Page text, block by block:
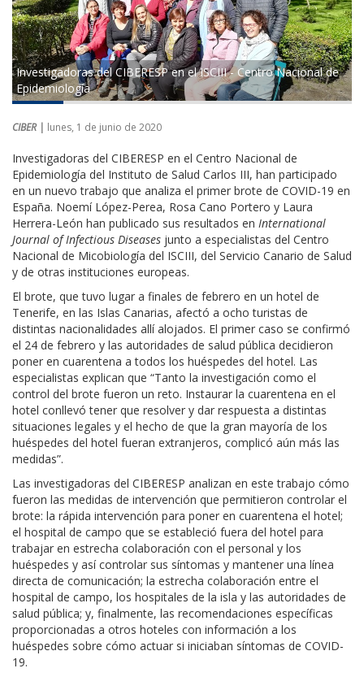
Investigadoras del CIBERESP en el ISCIII - Centro Nacional de
Epidemiología
CIBER | lunes, 1 de junio de 2020
Investigadoras del CIBERESP en el Centro Nacional de
Epidemiología del Instituto de Salud Carlos III, han participado
en un nuevo trabajo que analiza el primer brote de COVID-19 en
España. Noemí López-Perea, Rosa Cano Portero y Laura
Herrera-León han publicado sus resultados en International
Journal of Infectious Diseases junto a especialistas del Centro
Nacional de Micobiología del ISCIII, del Servicio Canario de Salud
y de otras instituciones europeas.
El brote, que tuvo lugar a finales de febrero en un hotel de
Tenerife, en las Islas Canarias, afectó a ocho turistas de
distintas nacionalidades allí alojados. El primer caso se confirmó
el 24 de febrero y las autoridades de salud pública decidieron
poner en cuarentena a todos los huéspedes del hotel. Las
especialistas explican que “Tanto la investigación como el
control del brote fueron un reto. Instaurar la cuarentena en el
hotel conllevó tener que resolver y dar respuesta a distintas
situaciones legales y el hecho de que la gran mayoría de los
huéspedes del hotel fueran extranjeros, complicó aún más las
medidas”.
Las investigadoras del CIBERESP analizan en este trabajo cómo
fueron las medidas de intervención que permitieron controlar el
brote: la rápida intervención para poner en cuarentena el hotel;
el hospital de campo que se estableció fuera del hotel para
trabajar en estrecha colaboración con el personal y los
huéspedes y así controlar sus síntomas y mantener una línea
directa de comunicación; la estrecha colaboración entre el
hospital de campo, los hospitales de la isla y las autoridades de
salud pública; y, finalmente, las recomendaciones específicas
proporcionadas a otros hoteles con información a los
huéspedes sobre cómo actuar si iniciaban síntomas de COVID-
19.